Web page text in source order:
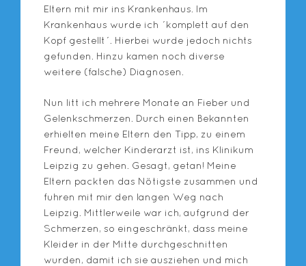
Eltern mit mir ins Krankenhaus. Im
Krankenhaus wurde ich ´komplett auf den
Kopf gestellt´. Hierbei wurde jedoch nichts
gefunden. Hinzu kamen noch diverse
weitere (falsche) Diagnosen.
Nun litt ich mehrere Monate an Fieber und
Gelenkschmerzen. Durch einen Bekannten
erhielten meine Eltern den Tipp, zu einem
Freund, welcher Kinderarzt ist, ins Klinikum
Leipzig zu gehen. Gesagt, getan! Meine
Eltern packten das Nötigste zusammen und
fuhren mit mir den langen Weg nach
Leipzig. Mittlerweile war ich, aufgrund der
Schmerzen, so eingeschränkt, dass meine
Kleider in der Mitte durchgeschnitten
wurden, damit ich sie ausziehen und mich